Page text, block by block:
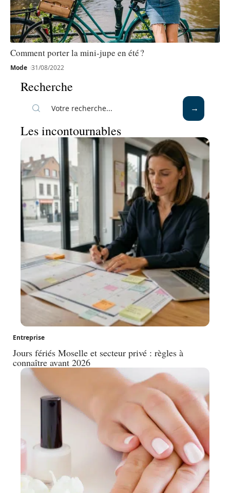
Comment porter la mini-jupe en été ?
Mode 31/08/2022
Recherche
Les incontournables
Entreprise
Jours fériés Moselle et secteur privé : règles à
connaître avant 2026